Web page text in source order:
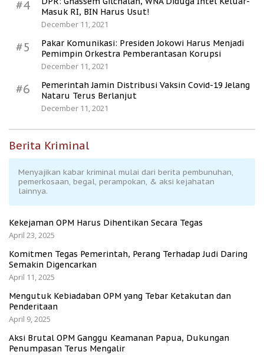
#4
Masuk RI, BIN Harus Usut!
December 11, 2021
#5
Pakar Komunikasi: Presiden Jokowi Harus Menjadi
Pemimpin Orkestra Pemberantasan Korupsi
December 11, 2021
#6
Pemerintah Jamin Distribusi Vaksin Covid-19 Jelang
Nataru Terus Berlanjut
December 11, 2021
Berita Kriminal
Menyajikan kabar kriminal mulai dari berita pembunuhan,
pemerkosaan, begal, perampokan, & aksi kejahatan
lainnya.
Kekejaman OPM Harus Dihentikan Secara Tegas
April 23, 2025
Komitmen Tegas Pemerintah, Perang Terhadap Judi Daring
Semakin Digencarkan
April 11, 2025
Mengutuk Kebiadaban OPM yang Tebar Ketakutan dan
Penderitaan
April 9, 2025
Aksi Brutal OPM Ganggu Keamanan Papua, Dukungan
Penumpasan Terus Mengalir